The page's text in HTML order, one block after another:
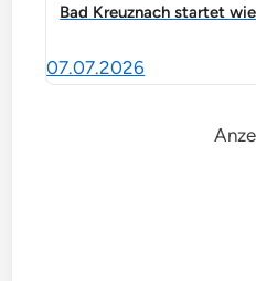
Bad Kreuznach startet
07.07.2026